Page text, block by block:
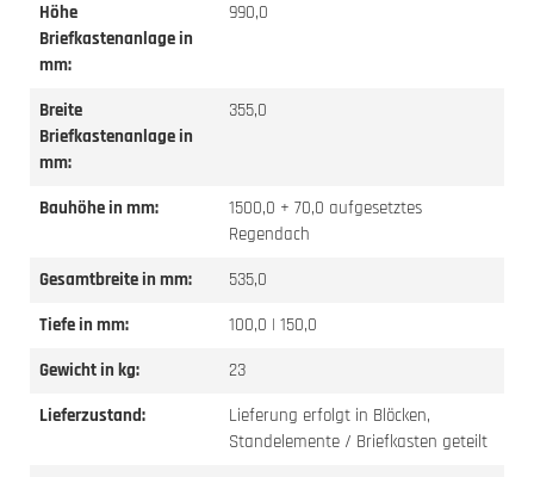
Höhe
Briefkastenanlage in
mm:
990,0
Breite
Briefkastenanlage in
mm:
355,0
Bauhöhe in mm:
1500,0 + 70,0 aufgesetztes
Regendach
Gesamtbreite in mm:
535,0
Tiefe in mm:
100,0 | 150,0
Gewicht in kg:
23
Lieferzustand:
Lieferung erfolgt in Blöcken,
Standelemente / Briefkasten geteilt